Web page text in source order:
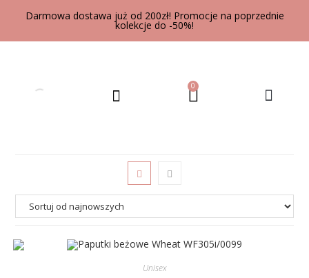
Darmowa dostawa już od 200zł! Promocje na poprzednie
kolekcje do -50%!
0
Unisex